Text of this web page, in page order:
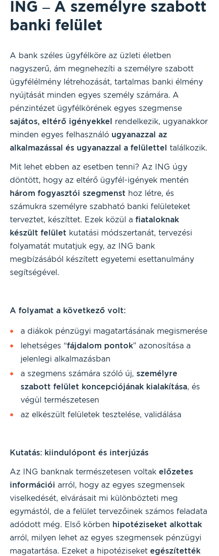
ING – A személyre szabott
banki felület
A bank széles ügyfélköre az üzleti életben
nagyszerű, ám megnehezíti a személyre szabott
ügyfélélmény létrehozását, tartalmas banki élmény
nyújtását minden egyes személy számára. A
pénzintézet ügyfélkörének egyes szegmense
sajátos, eltérő igényekkel rendelkezik, ugyanakkor
minden egyes felhasználó ugyanazzal az
alkalmazással és ugyanazzal a felülettel találkozik.
Mit lehet ebben az esetben tenni? Az ING úgy
döntött, hogy az eltérő ügyfél-igények mentén
három fogyasztói szegmenst hoz létre, és
számukra személyre szabható banki felületeket
terveztet, készíttet. Ezek közül a fiataloknak
készült felület kutatási módszertanát, tervezési
folyamatát mutatjuk egy, az ING bank
megbízásából készített egyetemi esettanulmány
segítségével.
A folyamat a következő volt:
a diákok pénzügyi magatartásának megismerése
lehetséges “fájdalom pontok” azonosítása a
jelenlegi alkalmazásban
a szegmens számára szóló új, személyre
szabott felület koncepciójának kialakítása, és
végül természetesen
az elkészült felületek tesztelése, validálása
Kutatás: kiindulópont és interjúzás
Az ING banknak természetesen voltak előzetes
információi arról, hogy az egyes szegmensek
viselkedését, elvárásait mi különbözteti meg
egymástól, de a felület tervezőinek számos feladata
adódott még. Első körben hipotéziseket alkottak
arról, milyen lehet az egyes szegmensek pénzügyi
magatartása. Ezeket a hipotéziseket egészítették